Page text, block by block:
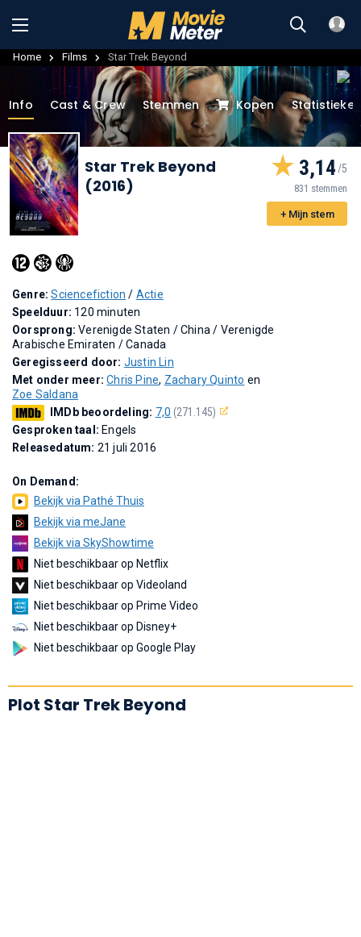
Home Films Star Trek Beyond
Info Cast & Crew Stemmen Kopen
Star Trek Beyond
(2016)
3,14
831 stemmen
+ Mijn stem
Genre:Sciencefiction / Actie
Speelduur: 120 minuten
Oorsprong:Verenigde Staten / China / Verenigde
Arabische Emiraten / Canada
Geregisseerd door: Justin Lin
Met onder meer:Chris Pine, Zachary Quinto en
Zoe Saldana
IMDb beoordeling: 7,0 (271.145)
Gesproken taal: Engels
Releasedatum: 21 juli 2016
On Demand:
Bekijk via Pathé Thuis
Bekijk via meJane
Bekijk via SkyShowtime
Niet beschikbaar op Netflix
Niet beschikbaar op Videoland
Niet beschikbaar op Prime Video
Niet beschikbaar op Disney+
Niet beschikbaar op Google Play
Plot Star Trek Beyond